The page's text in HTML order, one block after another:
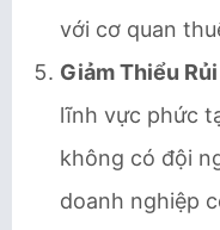
với cơ quan
Giảm Thiểu
lĩnh vực phức
không có đội
doanh nghiệp